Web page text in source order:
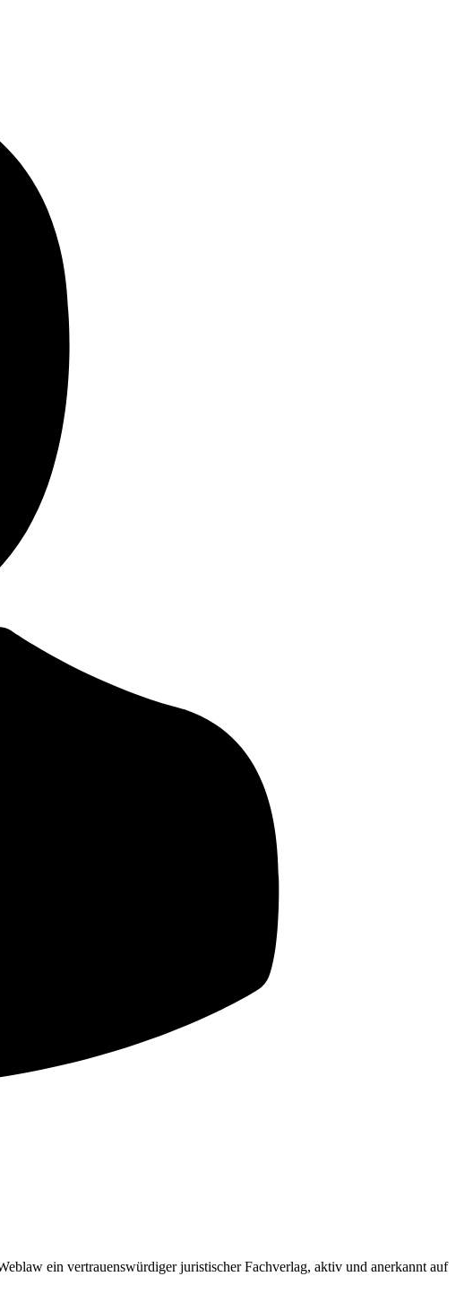
ein vertrauenswürdiger juristischer Fachverlag, aktiv und anerkannt auf